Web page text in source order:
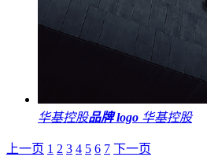
华基控股品牌 logo 华基控股
上一页 1 2 3 4 5 6 7 下一页